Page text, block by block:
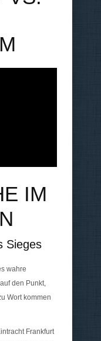
IM
Sieges
wahre
den Punkt,
Wort kommen
Frankfurt